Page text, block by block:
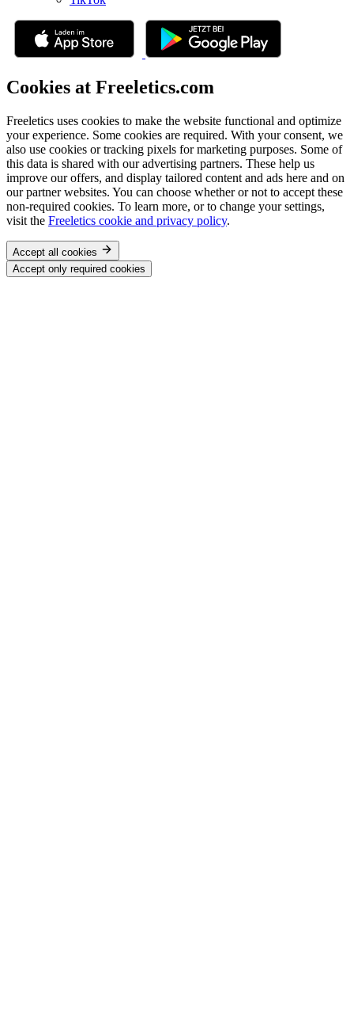
Cookies at Freeletics.com
Freeletics uses cookies to make the website functional and optimize
your experience. Some cookies are required. With your consent, we
also use cookies or tracking pixels for marketing purposes. Some of
this data is shared with our advertising partners. These help us
improve our offers, and display tailored content and ads here and on
our partner websites. You can choose whether or not to accept these
non-required cookies. To learn more, or to change your settings,
visit the Freeletics cookie and privacy policy.
Accept all cookies
Accept only required cookies